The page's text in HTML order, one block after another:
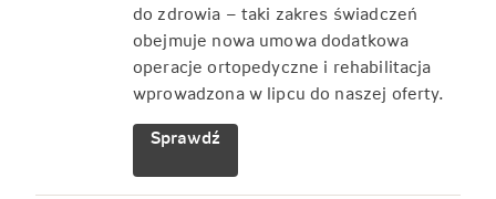
do zdrowia – taki zakres świadczeń
obejmuje nowa umowa dodatkowa
operacje ortopedyczne i rehabilitacja
wprowadzona w lipcu do naszej oferty.
Sprawdź